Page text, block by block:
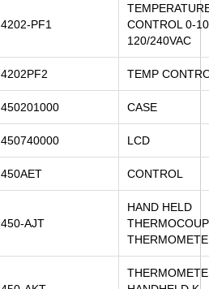
4202-PF1
CONTROL 0-
120/240VAC
4202PF2 TEMP
450201000 CASE
450740000 LCD
450AET CONTROL
450-AJT
HAND HELD